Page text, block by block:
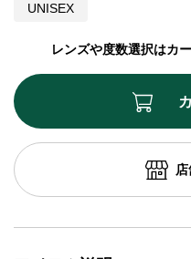
UNISEX
レンズや度数選択はカ